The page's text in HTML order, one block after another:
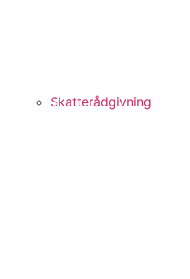
Skatterådgivning